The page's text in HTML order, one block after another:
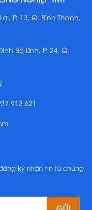
P. 13, Q. Bình Thạnh,
Bộ Lĩnh, P. 24, Q.
913 621
ký nhận tin từ chúng